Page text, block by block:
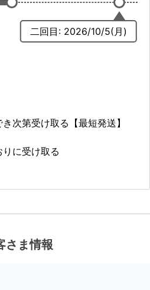
二回目: 2026/10/5(月)
き次第受け取る 【最短発送】
りに受け取る
さま情報